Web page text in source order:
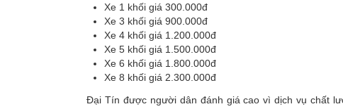
Xe 1 khối giá 300.000đ
Xe 3 khối giá 900.000đ
Xe 4 khối giá 1.200.000đ
Xe 5 khối giá 1.500.000đ
Xe 6 khối giá 1.800.000đ
Xe 8 khối giá 2.300.000đ
Đại Tín được người dân đánh giá cao vì dịch vụ chất